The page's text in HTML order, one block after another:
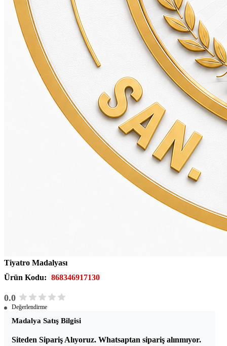
Tiyatro Madalyası
Ürün Kodu: 868346917130
0.0
Değerlendirme
Madalya Satış Bilgisi
Siteden Sipariş Alıyoruz. Whatsaptan sipariş alınmıyor.